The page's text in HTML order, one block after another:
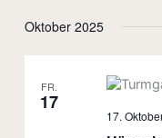
wählen.
Oktober 2025
FR.
17
17.